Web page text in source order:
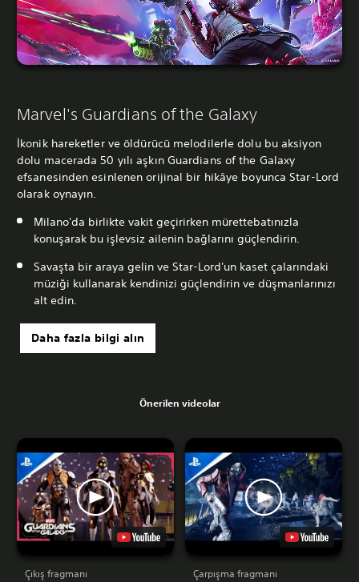
Marvel's Guardians of the Galaxy
İkonik hareketler ve öldürücü melodilerle dolu bu aksiyon
dolu macerada 50 yılı aşkın Guardians of the Galaxy
efsanesinden esinlenen orijinal bir hikâye boyunca Star-Lord
olarak oynayın.
Milano'da birlikte vakit geçirirken mürettebatınızla
konuşarak bu işlevsiz ailenin bağlarını güçlendirin.
Savaşta bir araya gelin ve Star-Lord'un kaset çalarındaki
müziği kullanarak kendinizi güçlendirin ve düşmanlarınızı
alt edin.
Daha fazla bilgi alın
Önerilen videolar
Çıkış fragmanı Çarpışma fragmanı